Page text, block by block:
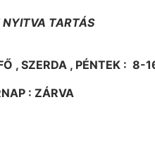
áramkörök
NYITVA TARTÁS
,
,
: ZÁRVA